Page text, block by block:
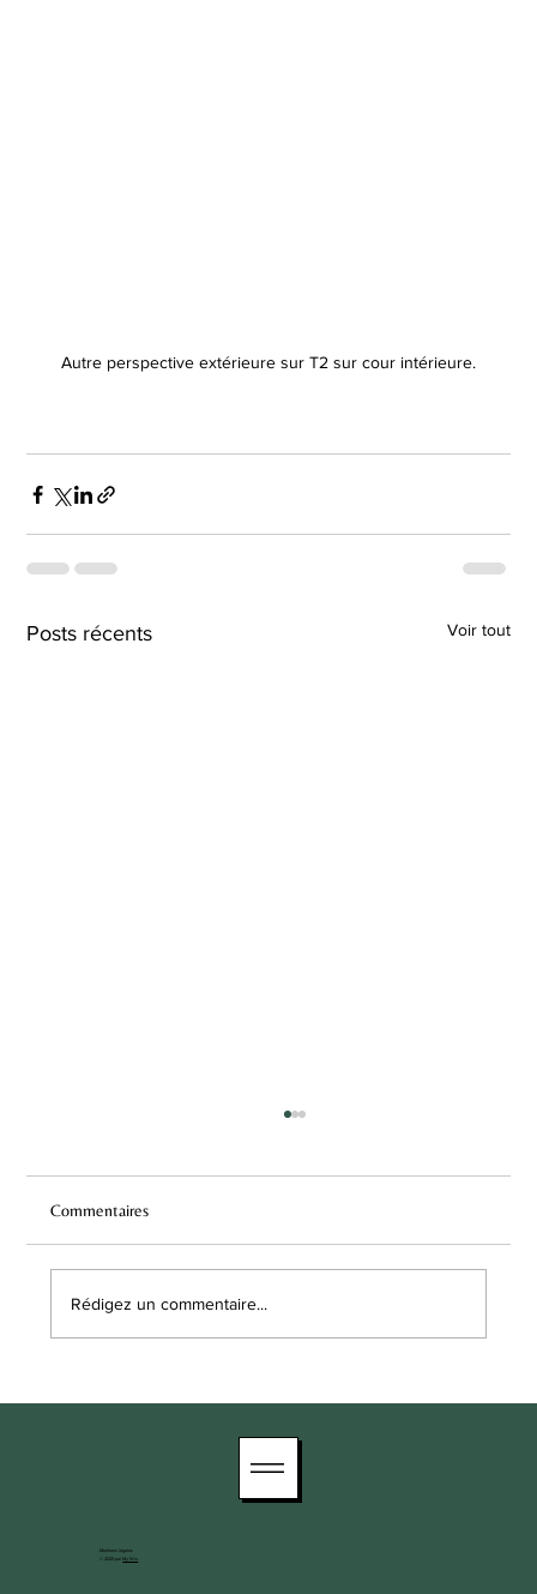
Autre perspective extérieure sur T2 sur cour intérieure.
Posts récents Voir tout
NOS OPÉRATIONS DU MOMENT...
Commentaires
Rédigez un commentaire...
Mentions légales
© 2025 parMy Wix